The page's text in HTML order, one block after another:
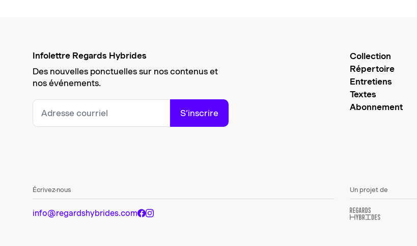
Infolettre Regards Hybrides
Des nouvelles ponctuelles sur nos contenus et
nos événements.
S’inscrire
Collection
Répertoire
Entretiens
Textes
Abonnement
Écrivez-nous
info@regardshybrides.com
Un projet de